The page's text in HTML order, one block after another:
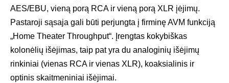
AES/EBU, vieną porą RCA ir vieną porą XLR įėjimų.
Pastaroji sąsaja gali būti perjungta į firminę AVM funkciją
„Home Theater Throughput“. Įrengtas kokybiškas
kolonėlių išėjimas, taip pat yra du analoginių išėjimų
rinkiniai (vienas RCA ir vienas XLR), koaksialinis ir
optinis skaitmeniniai išėjimai.